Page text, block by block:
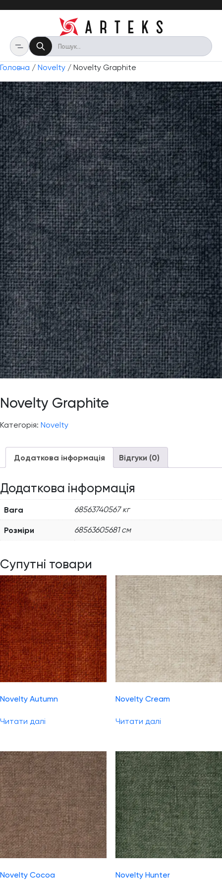
Головна / Novelty / Novelty Graphite
Novelty Graphite
Категорія: Novelty
Додаткова інформація Відгуки (0)
Додаткова інформація
Вага 68563740567 кг
Розміри 68563605681 см
Супутні товари
Novelty Autumn
Читати далі
Novelty Cream
Читати далі
Novelty Cocoa Novelty Hunter